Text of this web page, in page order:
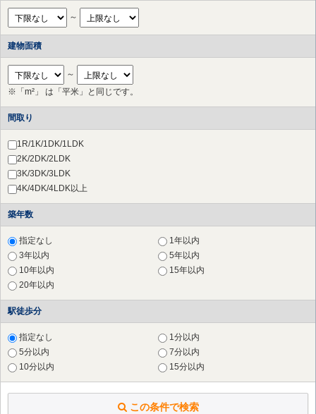
町田市（5件）
小金井市
（2件）
国立市（1件）
狛江市
多摩市（12件）
稲城市（3件）
川崎市 高津区（24件）
川崎市 多摩区
川崎市 宮前区 （36件）
川崎市 幸区（3件）
横浜市 港北区
横浜市 都筑区（2件）
横浜市 鶴見区
横浜市 神奈川区（12件）
横浜市 西区
横浜市 中区
横浜市 南区
横浜市 保土ケ谷区
横浜市 磯子区（9件）
横浜市 金沢区
横浜市 戸塚区
横浜市 港南区
横浜市 旭区
横浜市 栄区（3件）
～
建物面積
～
※「m²」 は「平米」と同じです。
間取り
1R/1K/1DK/1LDK
2K/2DK/2LDK
3K/3DK/3LDK
4K/4DK/4LDK以上
築年数
指定なし
1年以内
3年以内
5年以内
10年以内
15年以内
20年以内
駅徒歩分
指定なし
1分以内
5分以内
7分以内
10分以内
15分以内
この条件で検索